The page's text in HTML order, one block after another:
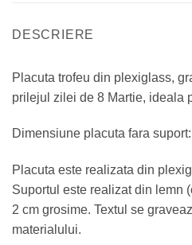
DESCRIERE
Placuta trofeu din plexiglass,
prilejul zilei de 8 Martie, ideala
Dimensiune placuta fara
Placuta este realizata din
Suportul este realizat din lemn
2 cm grosime. Textul se
materialului.